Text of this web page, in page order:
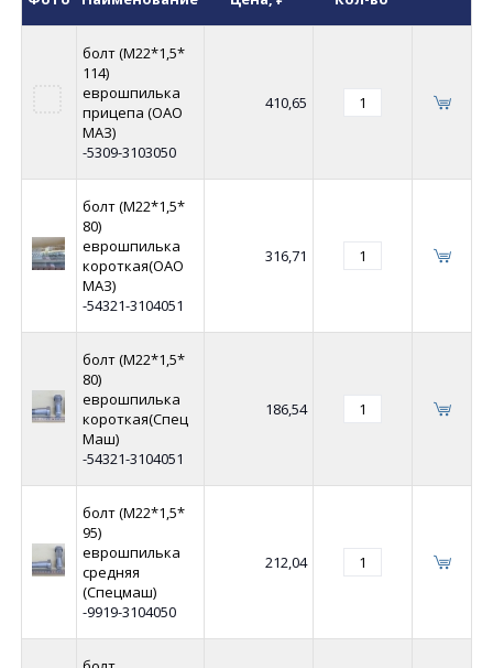
болт (М22*1,5*
114)
еврошпилька
прицепа (ОАО
МАЗ)
-5309-3103050
410,65
болт (М22*1,5*
80)
еврошпилька
короткая(ОАО
МАЗ)
-54321-3104051
316,71
болт (М22*1,5*
80)
еврошпилька
короткая(Спец
Маш)
-54321-3104051
186,54
болт (М22*1,5*
95)
еврошпилька
средняя
(Спецмаш)
-9919-3104050
212,04